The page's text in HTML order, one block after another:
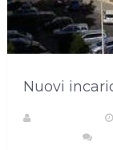
Nuovi